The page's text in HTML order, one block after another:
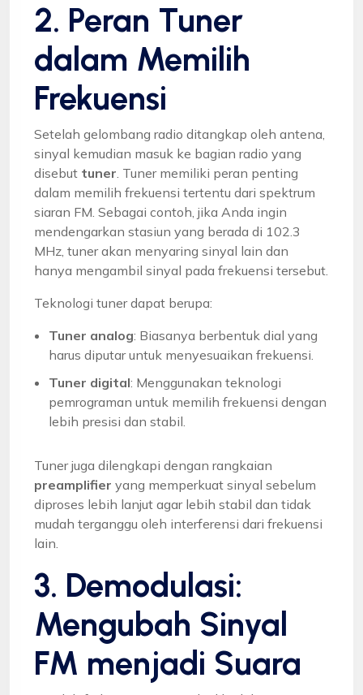
2. Peran Tuner
dalam Memilih
Frekuensi
Setelah gelombang radio ditangkap oleh antena,
sinyal kemudian masuk ke bagian radio yang
disebut tuner. Tuner memiliki peran penting
dalam memilih frekuensi tertentu dari spektrum
siaran FM. Sebagai contoh, jika Anda ingin
mendengarkan stasiun yang berada di 102.3
MHz, tuner akan menyaring sinyal lain dan
hanya mengambil sinyal pada frekuensi tersebut.
Teknologi tuner dapat berupa:
Tuner analog: Biasanya berbentuk dial yang
harus diputar untuk menyesuaikan frekuensi.
Tuner digital: Menggunakan teknologi
pemrograman untuk memilih frekuensi dengan
lebih presisi dan stabil.
Tuner juga dilengkapi dengan rangkaian
preamplifier yang memperkuat sinyal sebelum
diproses lebih lanjut agar lebih stabil dan tidak
mudah terganggu oleh interferensi dari frekuensi
lain.
3. Demodulasi:
Mengubah Sinyal
FM menjadi Suara